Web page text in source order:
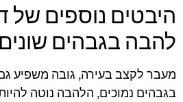
היבטים נוספים של
להבה בגבהים שונים
מעבר לקצב בעירה, גובה משפיע
בגבהים נמוכים, הלהבה נוטה